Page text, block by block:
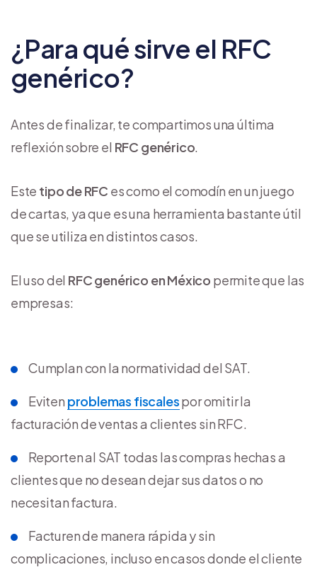
¿Para qué sirve el RFC
genérico?
Antes de finalizar, te compartimos una última
reflexión sobre el RFC genérico.
Este tipo de RFC es como el comodín en un juego
de cartas, ya que es una herramienta bastante útil
que se utiliza en distintos casos.
El uso del RFC genérico en México permite que las
empresas:
Cumplan con la normatividad del SAT.
Eviten problemas fiscalespor omitir la
facturación de ventas a clientes sin RFC.
Reporten al SAT todas las compras hechas a
clientes que no desean dejar sus datos o no
necesitan factura.
Facturen de manera rápida y sin
complicaciones, incluso en casos donde el cliente